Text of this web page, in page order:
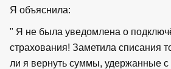
Я объяснила:
" Я не была уведомлена о
страхования! Заметила списания
ли я вернуть суммы, удержанные с